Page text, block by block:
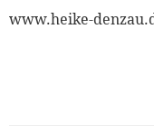
www.heike-